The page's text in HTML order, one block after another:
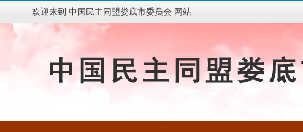
欢迎来到 中国民主同盟娄底市委员会 网站